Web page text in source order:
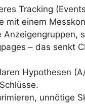
Tracking
mit einem
Anzeigengruppen,
– das senkt
Hypothesen
unnötige